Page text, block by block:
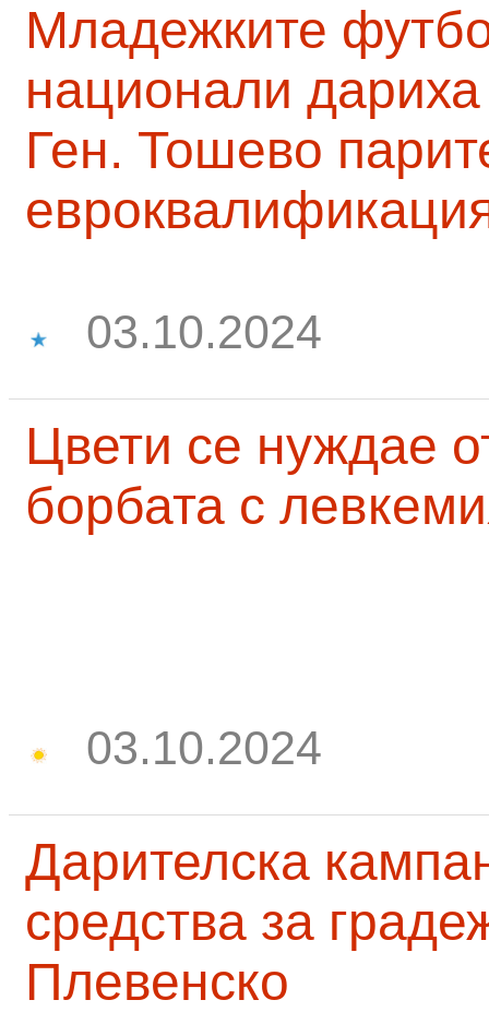
Младежките
национали
Ген. Тошево
03.10.2024
Цвети се нуждае
борбата с
03.10.2024
Дарителска
средства за
Плевенско